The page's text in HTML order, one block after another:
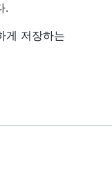
.
게 저장하는